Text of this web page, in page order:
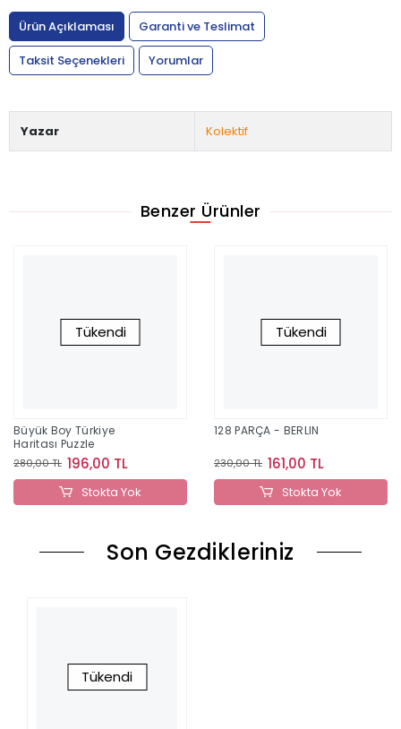
Ürün Açıklaması
Garanti ve Teslimat
Taksit Seçenekleri
Yorumlar
Yazar Kolektif
Benzer Ürünler
Tükendi
Büyük Boy Türkiye
Haritası Puzzle
280,00 TL 196,00 TL
Stokta Yok
Tükendi
128 PARÇA - BERLIN
230,00 TL 161,00 TL
Stokta Yok
Son Gezdikleriniz
Tükendi